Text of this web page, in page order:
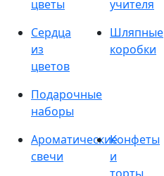
цветы
учителя
Сердца
из
цветов
Шляпные
коробки
Подарочные
наборы
Ароматические
свечи
Конфеты
и